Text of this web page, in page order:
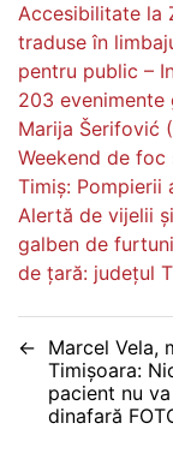
Accesibilitate la
traduse în
pentru public –
203
Marija Šerifović
Weekend de
Timiș: Pompierii
Alertă de vijelii
galben de
de țară: județul
Navigare
articole
Marcel Vela,
Timișoara:
pacient nu
dinafară